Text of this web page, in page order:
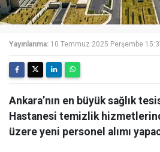
Yayınlanma: 10 Temmuz 2025 Perşembe
Ankara’nın en büyük sağlık
Hastanesi temizlik
üzere yeni personel alımı